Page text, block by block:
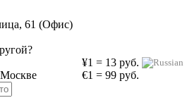
61 (Офис)
¥1 = 13 руб.
€1 = 99 руб.
Москве